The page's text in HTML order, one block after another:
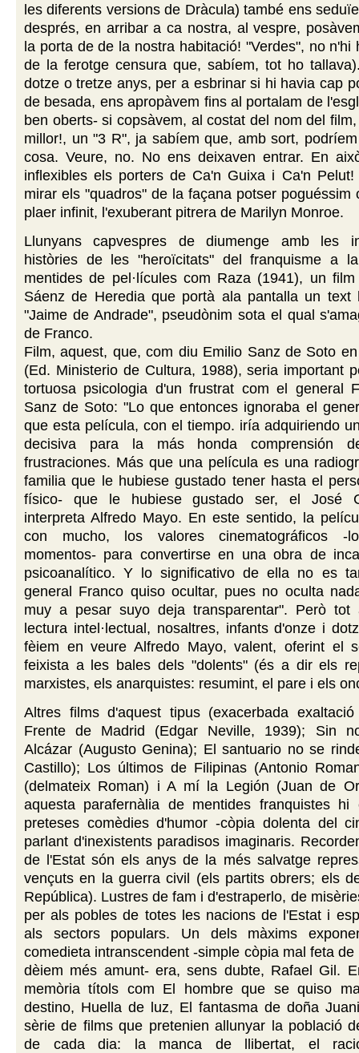
les diferents versions de Dràcula) també ens
després, en arribar a ca nostra, al vespre,
la porta de de la nostra habitació! "Verdes", no n'hi
de la ferotge censura que, sabíem, tot ho
dotze o tretze anys, per a esbrinar si hi havia cap
de besada, ens apropàvem fins al portalam de
ben oberts- si copsàvem, al costat del nom del
millor!, un "3 R", ja sabíem que, amb sort,
cosa. Veure, no. No ens deixaven entrar. En
inflexibles els porters de Ca'n Guixa i Ca'n
mirar els "quadros" de la façana potser poguéssim
plaer infinit, l'exuberant pitrera de Marilyn Monroe.
Llunyans capvespres de diumenge amb les
històries de les "heroïcitats" del franquisme a
mentides de pel·lícules com Raza (1941), un
Sáenz de Heredia que portà ala pantalla un text
"Jaime de Andrade", pseudònim sota el qual
de Franco.
Film, aquest, que, com diu Emilio Sanz de Soto
(Ed. Ministerio de Cultura, 1988), seria important
tortuosa psicologia d'un frustrat com el general
Sanz de Soto: "Lo que entonces ignoraba el
que esta película, con el tiempo. iría adquiriendo
decisiva para la más honda comprensión
frustraciones. Más que una película es una
familia que le hubiese gustado tener hasta el
físico- que le hubiese gustado ser, el José
interpreta Alfredo Mayo. En este sentido, la
con mucho, los valores cinematográficos -
momentos- para convertirse en una obra de
psicoanalítico. Y lo significativo de ella no es
general Franco quiso ocultar, pues no oculta
muy a pesar suyo deja transparentar". Però tot
lectura intel·lectual, nosaltres, infants d'onze i
fèiem en veure Alfredo Mayo, valent, oferint el
feixista a les bales dels "dolents" (és a dir els
marxistes, els anarquistes: resumint, el pare i els
Altres films d'aquest tipus (exacerbada
Frente de Madrid (Edgar Neville, 1939); Sin
Alcázar (Augusto Genina); El santuario no se
Castillo); Los últimos de Filipinas (Antonio
(delmateix Roman) i A mí la Legión (Juan de
aquesta parafernàlia de mentides franquistes
preteses comèdies d'humor -còpia dolenta del
parlant d'inexistents paradisos imaginaris.
de l'Estat són els anys de la més salvatge
vençuts en la guerra civil (els partits obrers; els
República). Lustres de fam i d'estraperlo, de
per als pobles de totes les nacions de l'Estat i
als sectors populars. Un dels màxims
comedieta intranscendent -simple còpia mal feta
dèiem més amunt- era, sens dubte, Rafael Gil.
memòria títols com El hombre que se quiso
destino, Huella de luz, El fantasma de doña
sèrie de films que pretenien allunyar la població
de cada dia: la manca de llibertat, el